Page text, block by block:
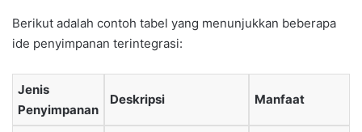
Berikut adalah contoh tabel yang menunjukkan beberapa
ide penyimpanan terintegrasi:
Jenis
Penyimpanan
Deskripsi Manfaat